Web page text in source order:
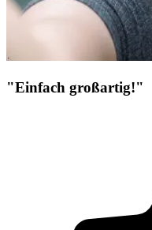
"Einfach großartig!"